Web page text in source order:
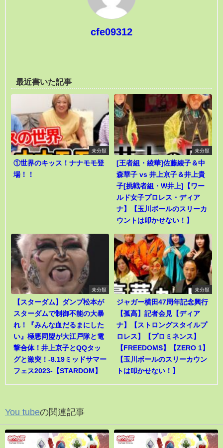
cfe09312
最近書いた記事
未分類
①世界のキッス！ナナモモ登
場！！
未分類
[王者組・綾華]佐藤綾子＆中
森華子 vs 井上京子＆井上貴
子[挑戦者組・W井上]【ワー
ルド女子プロレス・ディア
ナ】【玉川ボールのスリーカ
ウントは叩かせない！】
未分類
【スターダム】ダンプ松本が
スターダムで制御不能の大暴
れ！『みんな血だるまにした
い』極悪同盟が大江戸隊と電
撃合体！井上京子とQQタッ
グと激突！-8.19ミッドサマー
フェス2023-【STARDOM】
未分類
ジャガー横田47周年記念興行
【孤高】記者会見【ディア
ナ】【ストロングスタイルプ
ロレス】【プロミネンス】
【FREEDOMS】【ZERO 1】
【玉川ボールのスリーカウン
トは叩かせない！】
You tubeの関連記事